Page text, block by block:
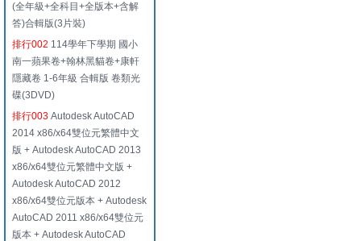
(全年級+全科目+全版本+含解
答)合輯版(3片裝)
排行002 114學年下學期 國小
南一蘋果卷+翰林黑貓卷+康軒
隱藏卷 1-6年級 合輯版 卷類光
碟(3DVD)
排行003 Autodesk AutoCAD
2014 x86/x64雙位元繁體中文
版 + Autodesk AutoCAD 2013
x86/x64雙位元繁體中文版 +
Autodesk AutoCAD 2012
x86/x64雙位元版本 + Autodesk
AutoCAD 2011 x86/x64雙位元
版本 + Autodesk AutoCAD